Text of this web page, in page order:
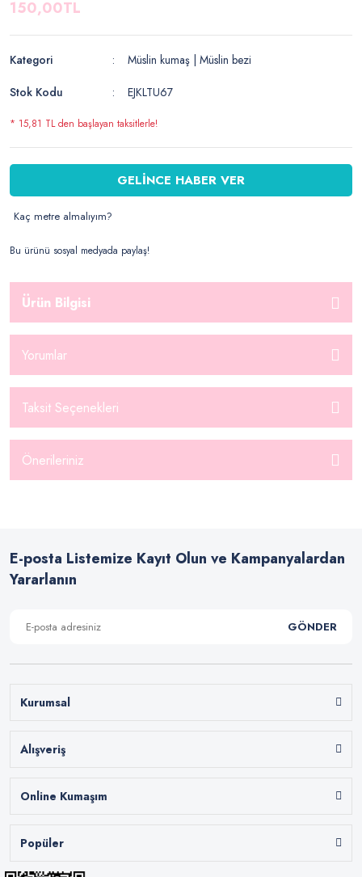
150,00TL
Kategori
Müslin kumaş | Müslin bezi
Stok Kodu
EJKLTU67
* 15,81 TL den başlayan taksitlerle!
GELİNCE HABER VER
Kaç metre almalıyım?
Bu ürünü sosyal medyada paylaş!
Ürün Bilgisi
Yorumlar
Taksit Seçenekleri
Önerileriniz
E-posta Listemize Kayıt Olun ve Kampanyalardan
Yararlanın
GÖNDER
Kurumsal
Alışveriş
Online Kumaşım
Popüler